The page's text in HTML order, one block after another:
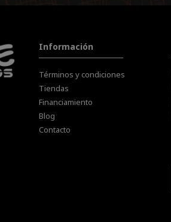
Información
Términos y condiciones
Tiendas
Financiamiento
Blog
Contacto